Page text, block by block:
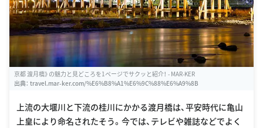
京都 渡月橋》の魅力と見どころを1ページでサクッと紹介！ - MAR-KER
出典： travel.mar-ker.com/%E6%B8%A1%E6%9C%88%E6%A9%8B
上流の大堰川と下流の桂川にかかる渡月橋は、平安時代に亀山
上皇により命名されたそう。今では、テレビや雑誌などでよく